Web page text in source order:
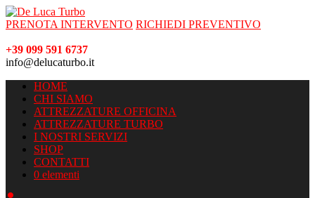
PRENOTA INTERVENTO RICHIEDI PREVENTIVO
+39 099 591 6737
info@delucaturbo.it
HOME
CHI SIAMO
ATTREZZATURE OFFICINA
ATTREZZATURE TURBO
I NOSTRI SERVIZI
SHOP
CONTATTI
0 elementi